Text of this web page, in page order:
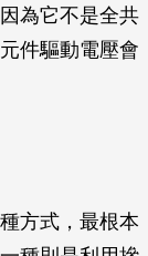
為它不是全共
件驅動電壓會
方式，最根本